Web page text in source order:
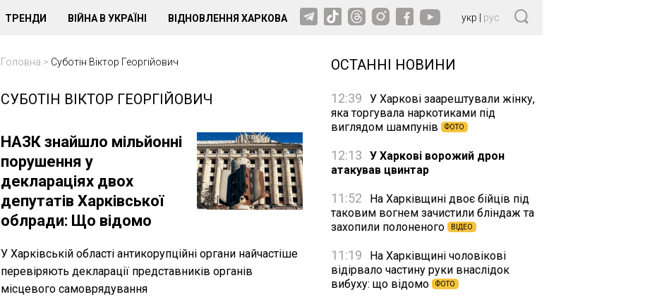
ТРЕНДИ ВІЙНА В УКРАЇНІ ВІДНОВЛЕННЯ ХАРКОВА укр рус
Головна > Суботін Віктор Георгійович
СУБОТІН ВІКТОР ГЕОРГІЙОВИЧ
НАЗК знайшло мільйонні
порушення у
деклараціях двох
депутатів Харківської
облради: Що відомо
У Харківській області антикорупційні органи найчастіше
перевіряють декларації представників органів
місцевого самоврядування
ОСТАННІ НОВИНИ
12:39
У Харкові заарештували жінку,
яка торгувала наркотиками під
виглядом шампунів
ФОТО
12:13
У Харкові ворожий дрон
атакував цвинтар
11:52
На Харківщині двоє бійців під
таковим вогнем зачистили бліндаж та
захопили полоненого
ВІДЕО
11:19
На Харківщині чоловікові
відірвало частину руки внаслідок
вибуху: що відомо
ФОТО